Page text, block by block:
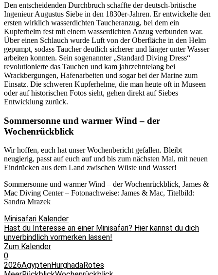
Den entscheidenden Durchbruch schaffte der deutsch-britische
Ingenieur Augustus Siebe in den 1830er-Jahren. Er entwickelte den
ersten wirklich wasserdichten Taucheranzug, bei dem ein
Kupferhelm fest mit einem wasserdichten Anzug verbunden war.
Über einen Schlauch wurde Luft von der Oberfläche in den Helm
gepumpt, sodass Taucher deutlich sicherer und länger unter Wasser
arbeiten konnten. Sein sogenannter „Standard Diving Dress“
revolutionierte das Tauchen und kam jahrzehntelang bei
Wrackbergungen, Hafenarbeiten und sogar bei der Marine zum
Einsatz. Die schweren Kupferhelme, die man heute oft in Museen
oder auf historischen Fotos sieht, gehen direkt auf Siebes
Entwicklung zurück.
Sommersonne und warmer Wind – der
Wochenrückblick
Wir hoffen, euch hat unser Wochenbericht gefallen. Bleibt
neugierig, passt auf euch auf und bis zum nächsten Mal, mit neuen
Eindrücken aus dem Land zwischen Wüste und Wasser!
Sommersonne und warmer Wind – der Wochenrückblick, James &
Mac Diving Center – Fotonachweise: James & Mac, Titelbild:
Sandra Mrazek
Minisafari Kalender
Hast du Interesse an einer Minisafari? Hier kannst du dich
unverbindlich vormerken lassen!
Zum Kalender
0
2026ÄgyptenHurghadaRotes